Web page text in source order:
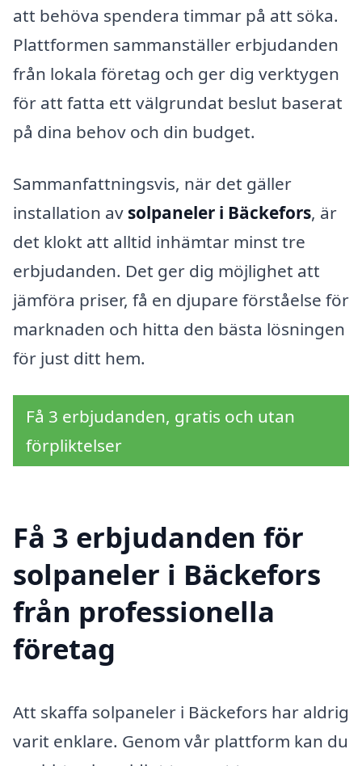
att behöva spendera timmar på att söka.
Plattformen sammanställer erbjudanden
från lokala företag och ger dig verktygen
för att fatta ett välgrundat beslut baserat
på dina behov och din budget.
Sammanfattningsvis, när det gäller
installation av solpaneler i Bäckefors, är
det klokt att alltid inhämtar minst tre
erbjudanden. Det ger dig möjlighet att
jämföra priser, få en djupare förståelse för
marknaden och hitta den bästa lösningen
för just ditt hem.
Få 3 erbjudanden, gratis och utan
förpliktelser
Få 3 erbjudanden för
solpaneler i Bäckefors
från professionella
företag
Att skaffa solpaneler i Bäckefors har aldrig
varit enklare. Genom vår plattform kan du